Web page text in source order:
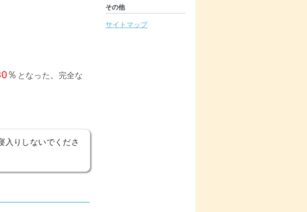
％ となった。完全な
入りしないでくださ
その他
サイトマップ